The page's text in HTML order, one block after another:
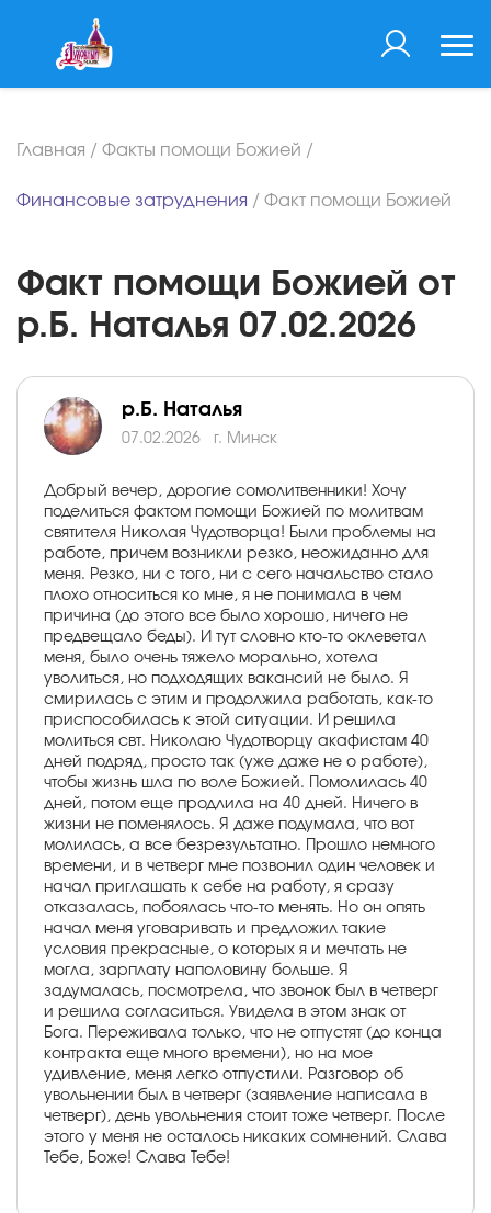
Главная / Факты помощи Божией /
Финансовые затруднения / Факт помощи Божией
Факт помощи Божией от
р.Б. Наталья 07.02.2026
р.Б. Наталья
07.02.2026 г. Минск
Добрый вечер, дорогие сомолитвенники! Хочу
поделиться фактом помощи Божией по молитвам
святителя Николая Чудотворца! Были проблемы на
работе, причем возникли резко, неожиданно для
меня. Резко, ни с того, ни с сего начальство стало
плохо относиться ко мне, я не понимала в чем
причина (до этого все было хорошо, ничего не
предвещало беды). И тут словно кто-то оклеветал
меня, было очень тяжело морально, хотела
уволиться, но подходящих вакансий не было. Я
смирилась с этим и продолжила работать, как-то
приспособилась к этой ситуации. И решила
молиться свт. Николаю Чудотворцу акафистам 40
дней подряд, просто так (уже даже не о работе),
чтобы жизнь шла по воле Божией. Помолилась 40
дней, потом еще продлила на 40 дней. Ничего в
жизни не поменялось. Я даже подумала, что вот
молилась, а все безрезультатно. Прошло немного
времени, и в четверг мне позвонил один человек и
начал приглашать к себе на работу, я сразу
отказалась, побоялась что-то менять. Но он опять
начал меня уговаривать и предложил такие
условия прекрасные, о которых я и мечтать не
могла, зарплату наполовину больше. Я
задумалась, посмотрела, что звонок был в четверг
и решила согласиться. Увидела в этом знак от
Бога. Переживала только, что не отпустят (до конца
контракта еще много времени), но на мое
удивление, меня легко отпустили. Разговор об
увольнении был в четверг (заявление написала в
четверг), день увольнения стоит тоже четверг. После
этого у меня не осталось никаких сомнений. Слава
Тебе, Боже! Слава Тебе!